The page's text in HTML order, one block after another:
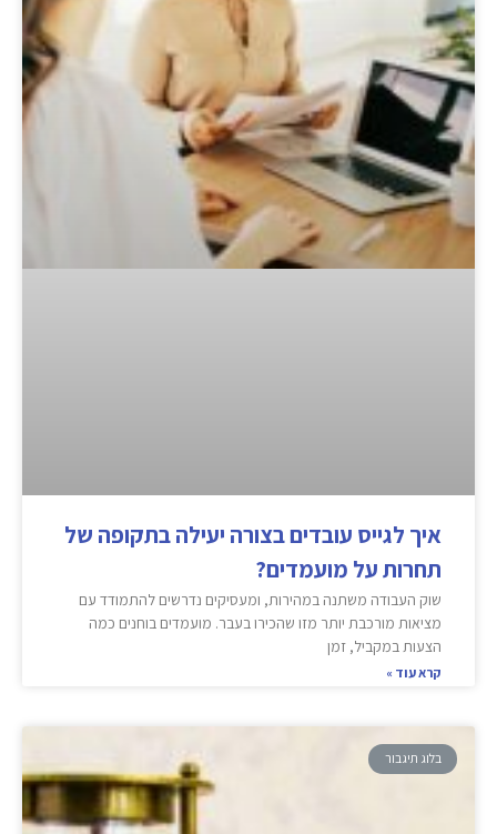
איך לגייס עובדים בצורה יעילה בתקופה של
תחרות על מועמדים?
שוק העבודה משתנה במהירות, ומעסיקים נדרשים להתמודד עם
מציאות מורכבת יותר מזו שהכירו בעבר. מועמדים בוחנים כמה
הצעות במקביל, זמן
קרא עוד »
בלוג תיגבור